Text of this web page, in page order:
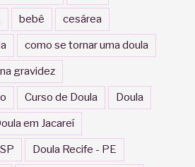
bebê cesárea
como se tornar uma doula
gravidez
Curso de Doula Doula
em Jacareí
Doula Recife - PE